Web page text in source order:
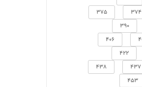
374
375
390
406
422
437
438
453